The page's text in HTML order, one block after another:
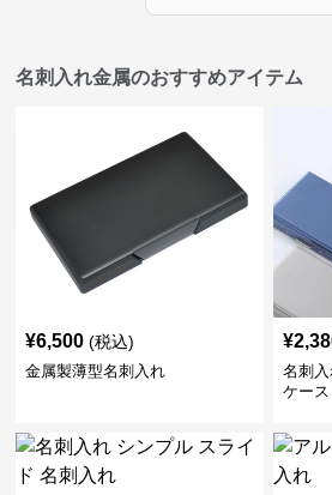
名刺入れ金属のおすすめアイテム
¥6,500 (税込)
金属製薄型名刺入れ
¥
名刺
ケース